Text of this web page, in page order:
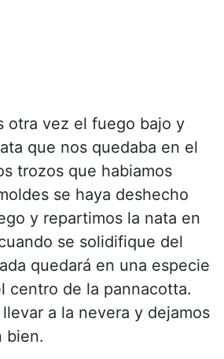
otra vez el fuego bajo y
que nos quedaba en el
trozos que habiamos
se haya deshecho
y repartimos la nata en
se solidifique del
quedará en una especie
centro de la pannacotta.
a la nevera y dejamos
bien.